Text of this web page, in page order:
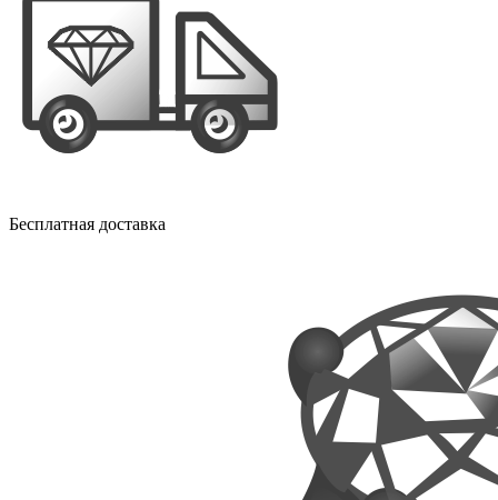
Бесплатная доставка